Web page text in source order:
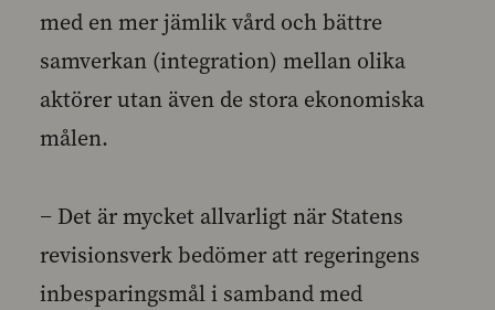
med en mer jämlik vård och bättre
samverkan (integration) mellan olika
aktörer utan även de stora ekonomiska
målen.
− Det är mycket allvarligt när Statens
revisionsverk bedömer att regeringens
inbesparingsmål i samband med